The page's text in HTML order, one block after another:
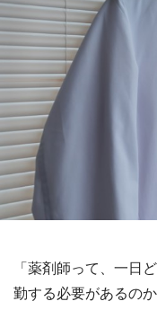
「薬剤師って、一日
勤する必要があるのか